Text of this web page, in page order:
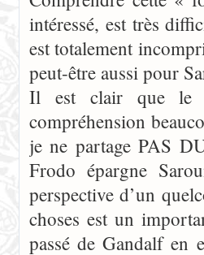
intéressé, est très
est totalement
peut-être aussi pour
Il est clair que le
compréhension
je ne partage PAS
Frodo épargne
perspective d’un
choses est un
passé de Gandalf en